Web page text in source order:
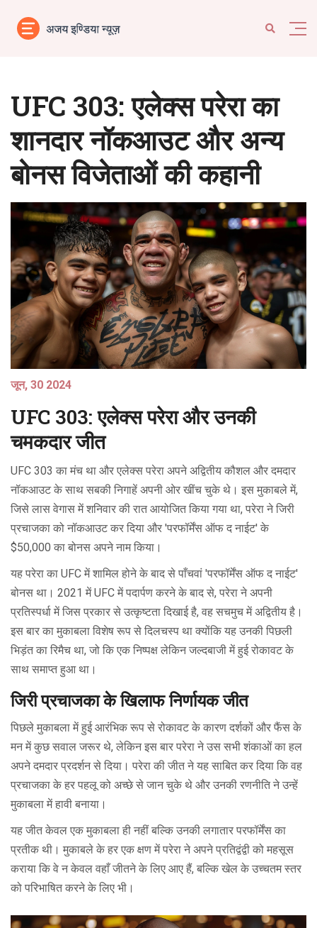
UFC 303: एलेक्स परेरा का
शानदार नॉकआउट और अन्य
बोनस विजेताओं की कहानी
जून, 30 2024
UFC 303: एलेक्स परेरा और उनकी
चमकदार जीत
UFC 303 का मंच था और एलेक्स परेरा अपने अद्वितीय कौशल और दमदार
नॉकआउट के साथ सबकी निगाहें अपनी ओर खींच चुके थे। इस मुकाबले में,
जिसे लास वेगास में शनिवार की रात आयोजित किया गया था, परेरा ने जिरी
प्रचाजका को नॉकआउट कर दिया और 'परफॉर्मेंस ऑफ द नाईट' के
$50,000 का बोनस अपने नाम किया।
यह परेरा का UFC में शामिल होने के बाद से पाँचवां 'परफॉर्मेंस ऑफ द नाईट'
बोनस था। 2021 में UFC में पदार्पण करने के बाद से, परेरा ने अपनी
प्रतिस्पर्धा में जिस प्रकार से उत्कृष्टता दिखाई है, वह सचमुच में अद्वितीय है।
इस बार का मुकाबला विशेष रूप से दिलचस्प था क्योंकि यह उनकी पिछली
भिड़ंत का रिमैच था, जो कि एक निष्पक्ष लेकिन जल्दबाजी में हुई रोकावट के
साथ समाप्त हुआ था।
जिरी प्रचाजका के खिलाफ निर्णायक जीत
पिछले मुकाबला में हुई आरंभिक रूप से रोकावट के कारण दर्शकों और फैंस के
मन में कुछ सवाल जरूर थे, लेकिन इस बार परेरा ने उस सभी शंकाओं का हल
अपने दमदार प्रदर्शन से दिया। परेरा की जीत ने यह साबित कर दिया कि वह
प्रचाजका के हर पहलू को अच्छे से जान चुके थे और उनकी रणनीति ने उन्हें
मुकाबला में हावी बनाया।
यह जीत केवल एक मुकाबला ही नहीं बल्कि उनकी लगातार परफॉर्मेंस का
प्रतीक थी। मुकाबले के हर एक क्षण में परेरा ने अपने प्रतिद्वंद्वी को महसूस
कराया कि वे न केवल वहाँ जीतने के लिए आए हैं, बल्कि खेल के उच्चतम स्तर
को परिभाषित करने के लिए भी।